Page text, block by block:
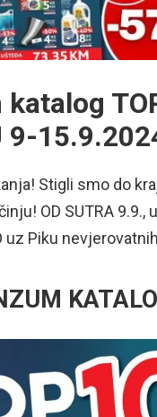
katalog
9-
Stigli smo do
OD SUTRA 9.9.,
uz Piku